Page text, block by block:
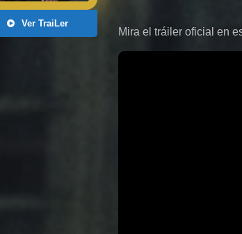
Ver TraiLer
Mira el tráiler oficial en